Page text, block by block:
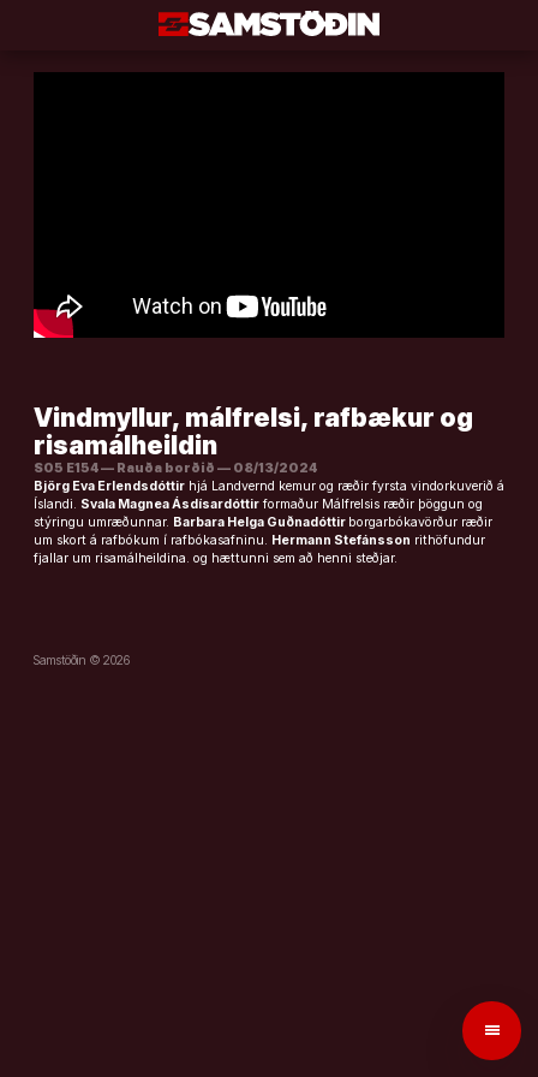
menu
Vindmyllur, málfrelsi, rafbækur og
risamálheildin
S05 E154 — Rauða borðið — 08/13/2024
Björg Eva Erlendsdóttir hjá Landvernd kemur og ræðir fyrsta vindorkuverið á
Íslandi. Svala Magnea Ásdísardóttir formaður Málfrelsis ræðir þöggun og
stýringu umræðunnar. Barbara Helga Guðnadóttir borgarbókavörður ræðir
um skort á rafbókum í rafbókasafninu. Hermann Stefánsson rithöfundur
fjallar um risamálheildina. og hættunni sem að henni steðjar.
Samstöðin © 2026